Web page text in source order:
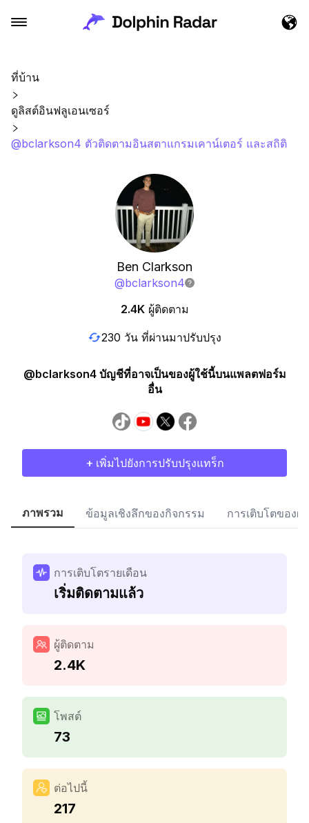
ที่บ้าน
ดูลิสต์อินฟลูเอนเซอร์
@bclarkson4 ตัวติดตามอินสตาแกรมเคาน์เตอร์ และสถิติ
Ben Clarkson
@bclarkson4
2.4K ผู้ติดตาม
230 วัน ที่ผ่านมาปรับปรุง
@bclarkson4 บัญชีที่อาจเป็นของผู้ใช้นี้บนแพลตฟอร์ม
อื่น
+ เพิ่มไปยังการปรับปรุงแทร็ก
ภาพรวม ข้อมูลเชิงลึกของกิจกรรม การเติบโตของผู้
การเติบโตรายเดือน
เริ่มติดตามแล้ว
ผู้ติดตาม
2.4K
โพสต์
73
ต่อไปนี้
217